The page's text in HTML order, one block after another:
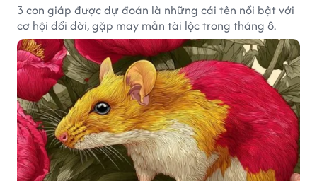
3 con giáp được dự đoán là những cái tên nổi bật với
cơ hội đổi đời, gặp may mắn tài lộc trong tháng 8.